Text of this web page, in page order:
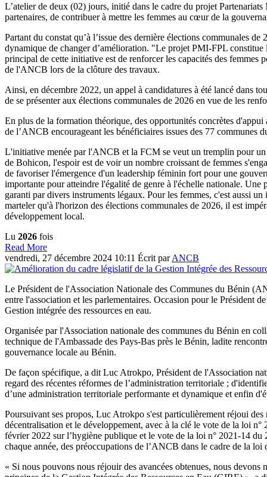
L’atelier de deux (02) jours, initié dans le cadre du projet
partenaires, de contribuer à mettre les femmes au cœur de la
Partant du constat qu’à l’issue des dernière élections communales
dynamique de changer d’amélioration. "Le projet PMI-FPL
principal de cette initiative est de renforcer les capacités des
de l'ANCB lors de la clôture des travaux.
Ainsi, en décembre 2022, un appel à candidatures à été lancé dans
de se présenter aux élections communales de 2026 en vue de les
En plus de la formation théorique, des opportunités concrètes
de l’ANCB encourageant les bénéficiaires issues des 77 communes
L'initiative menée par l'ANCB et la FCM se veut un tremplin pour
de Bohicon, l'espoir est de voir un nombre croissant de femmes
de favoriser l'émergence d'un leadership féminin fort pour une
importante pour atteindre l'égalité de genre à l'échelle nationale.
garanti par divers instruments légaux. Pour les femmes, c'est aussi
marteler qu'à l'horizon des élections communales de 2026, il est
développement local.
Lu 2026 fois
Read More
vendredi, 27 décembre 2024 10:11 Écrit parANCB
Le Président de l'Association Nationale des Communes du Bénin
entre l'association et les parlementaires. Occasion pour le Président
Gestion intégrée des ressources en eau.
Organisée par l'Association nationale des communes du Bénin en
technique de l'Ambassade des Pays-Bas près le Bénin, ladite
gouvernance locale au Bénin.
De façon spécifique, a dit Luc Atrokpo, Président de l'Association
regard des récentes réformes de l’administration territoriale ;
d’une administration territoriale performante et dynamique et enfin
Poursuivant ses propos, Luc Atrokpo s'est particulièrement réjoui
décentralisation et le développement, avec à la clé le vote de la loi
février 2022 sur l’hygiène publique et le vote de la loi n° 2021-14
chaque année, des préoccupations de l’ANCB dans le cadre de la loi
« Si nous pouvons nous réjouir des avancées obtenues, nous devons